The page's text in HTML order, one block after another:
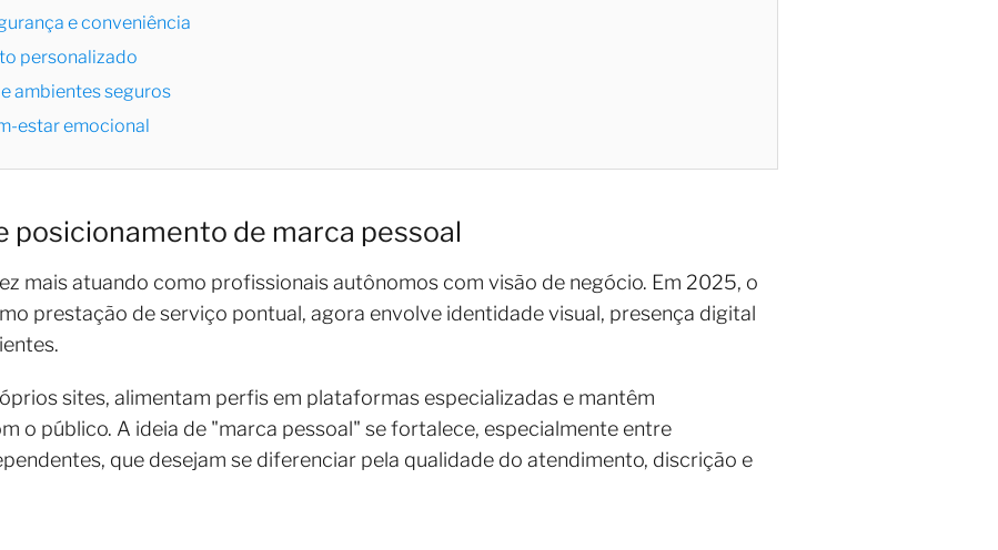
e conveniência
personalizado
ambientes seguros
estar emocional
posicionamento de marca pessoal
mais atuando como profissionais autônomos com visão de negócio. Em 2025, o
prestação de serviço pontual, agora envolve identidade visual, presença digital
sites, alimentam perfis em plataformas especializadas e mantêm
o público. A ideia de "marca pessoal" se fortalece, especialmente entre
que desejam se diferenciar pela qualidade do atendimento, discrição e